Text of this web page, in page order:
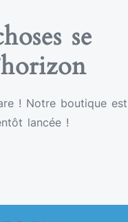
se
! Notre boutique est
lancée !